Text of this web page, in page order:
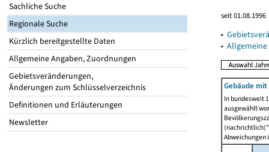
Sachliche Suche
Regionale Suche
Kürzlich bereitgestellte Daten
Allgemeine Angaben, Zuordnungen
Gebietsveränderungen,
Änderungen zum Schlüsselverzeichnis
Definitionen und Erläuterungen
Newsletter
seit 01.08.1996
▸
▸
Gebäude
In bundesweit
ausgewählt
Abweichungen